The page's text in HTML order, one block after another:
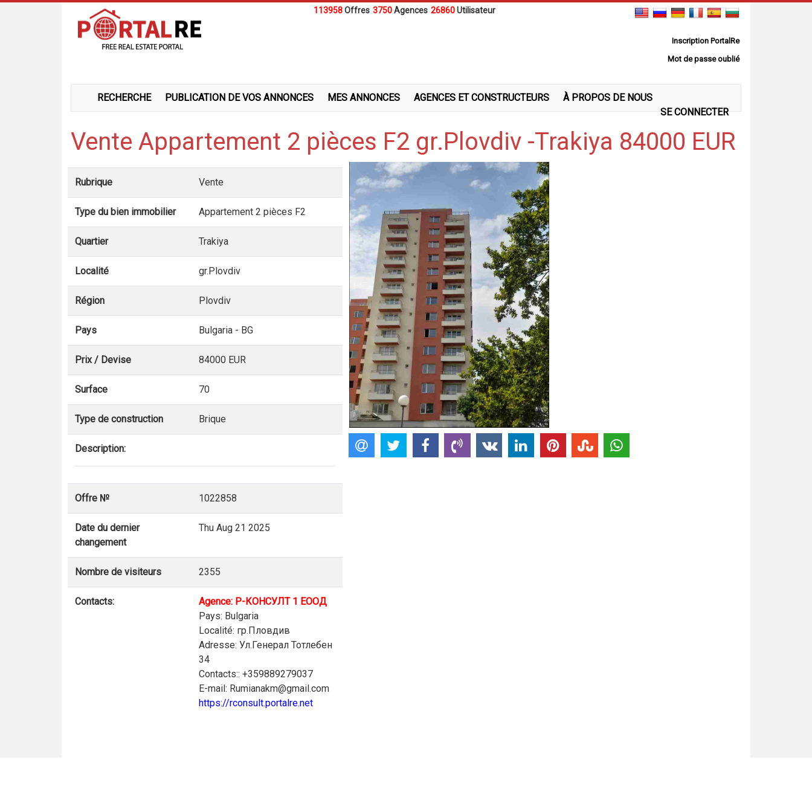
113958Offres 3750Agences 26860Utilisateur
Inscription PortalRe
Mot de passe oublié
RECHERCHE PUBLICATION DE VOS ANNONCES MES ANNONCES AGENCES ET CONSTRUCTEURS
À PROPOS DE NOUS
SE CONNECTER
Vente Appartement 2 pièces F2 gr.Plovdiv -Trakiya 84000 EUR
Rubrique Vente
Type du bien immobilier Appartement 2 pièces F2
Quartier Trakiya
Localité gr.Plovdiv
Région Plovdiv
Pays Bulgaria - BG
Prix / Devise 84000 EUR
Surface 70
Type de construction Brique
Description:
Offre № 1022858
Date du dernier
changement
Thu Aug 21 2025
Nombre de visiteurs 2355
Contacts:
Agence: Р-КОНСУЛТ 1 ЕООД
Pays: Bulgaria
Localité: гр.Пловдив
Adresse: Ул.Генерал Тотлебен
34
Contacts:: +359889279037
E-mail: Rumianakm@gmail.com
https://rconsult.portalre.net